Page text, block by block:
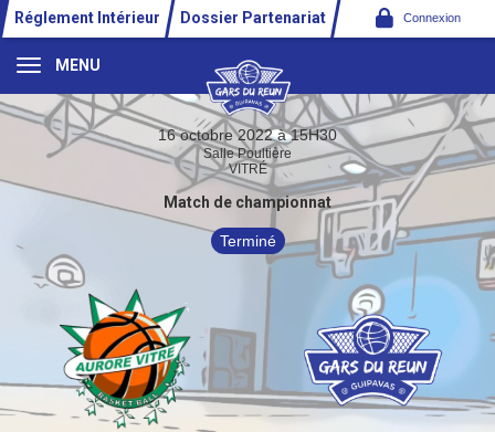
Réglement Intérieur Dossier Partenariat Connexion
MENU
16 octobre 2022 à 15H30
Salle Poultière
VITRÉ
Match de championnat
Terminé
Panneau de gestion des cookies